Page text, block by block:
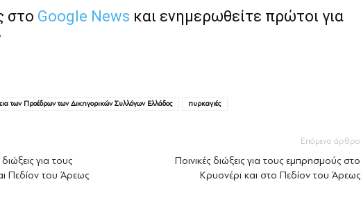
στο Google News και ενημερωθείτε πρώτοι για
των Προέδρων των Δικηγορικών Συλλόγων Ελλάδος πυρκαγιές
για τους
Πεδίον του Άρεως
Επόμενο άρθρο
Ποινικές διώξεις για τους εμπρησμούς στο
Κρυονέρι και στο Πεδίον του Άρεως